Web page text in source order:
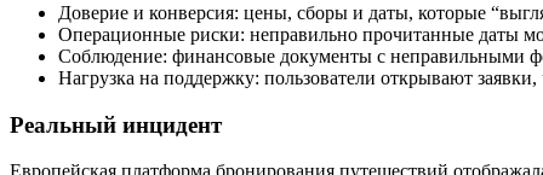
Доверие и конверсия: цены, сборы и даты, которые
Операционные риски: неправильно прочитанные даты
Соблюдение: финансовые документы с неправильными
Нагрузка на поддержку: пользователи открывают
Реальный инцидент